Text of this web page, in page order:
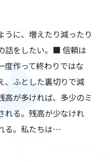
うに、増えたり減ったり
話をしたい。■ 信頼は
度作って終わりではな
、ふとした裏切りで減
高が多ければ、多少のミ
れる。残高が少なけれ
る。私たちは…